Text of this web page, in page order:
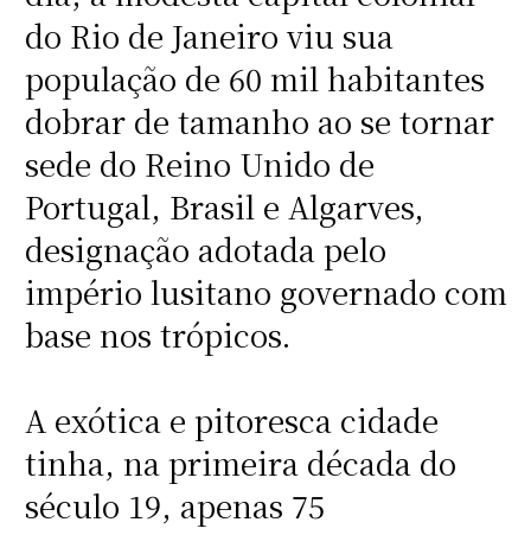
do Rio de Janeiro viu sua
população de 60 mil habitantes
dobrar de tamanho ao se tornar
sede do Reino Unido de
Portugal, Brasil e Algarves,
designação adotada pelo
império lusitano governado com
base nos trópicos.
A exótica e pitoresca cidade
tinha, na primeira década do
século 19, apenas 75